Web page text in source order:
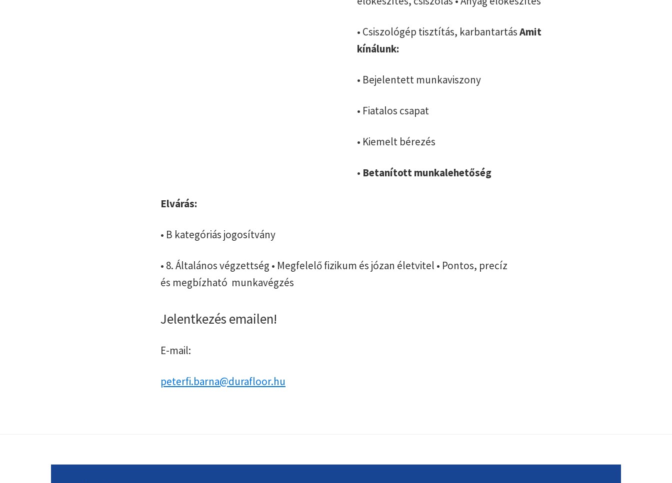
• Csiszológép tisztítás, karbantartásAmit
kínálunk:
• Bejelentett munkaviszony
• Fiatalos csapat
• Kiemelt bérezés
• Betanított munkalehetőség
Elvárás:
• B kategóriás jogosítvány
• 8. Általános végzettség • Megfelelő fizikum és józan életvitel • Pontos, precíz
és megbízható munkavégzés
Jelentkezés emailen!
E-mail:
peterfi.barna@durafloor.hu